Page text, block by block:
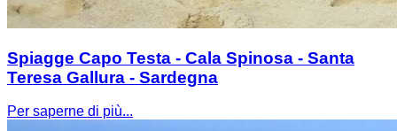
Spiagge Capo Testa - Cala Spinosa - Santa
Teresa Gallura - Sardegna
Per saperne di più...